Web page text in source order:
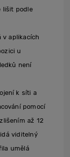
lišit podle
v aplikacích
u
není
k síti a
pomocí
až 12
viditelný
umělá